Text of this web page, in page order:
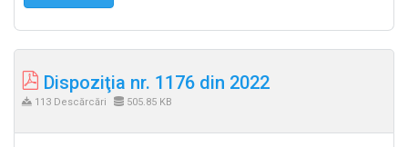
Dispoziţia nr. 1176 din 2022
113 Descărcări 505.85 KB